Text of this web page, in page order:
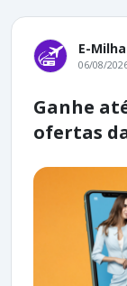
E-
06/08/
Ganhe
ofertas